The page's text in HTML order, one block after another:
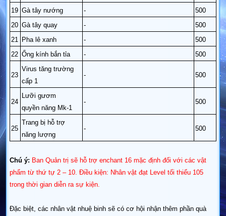
19 Gà tây nướng -
500
20 Gà tây quay -
500
21
Pha lê xanh -
500
22 Ống kính bắn tỉa - 500
23
Virus tăng trường
cấp 1
- 500
24
Lưỡi gươm
quyền năng Mk-1
- 500
25
Trang bị hỗ trợ
năng lượng
- 500
Chú ý: Ban Quản trị sẽ hỗ trợ enchant 16 mặc định đối với các vật
phẩm từ thứ tự 2 – 10. Điều kiện: Nhân vật đạt Level tối thiểu 105
trong thời gian diễn ra sự kiện.
Đặc biệt, các nhân vật nhuệ binh sẽ có cơ hội nhận thêm phần quà